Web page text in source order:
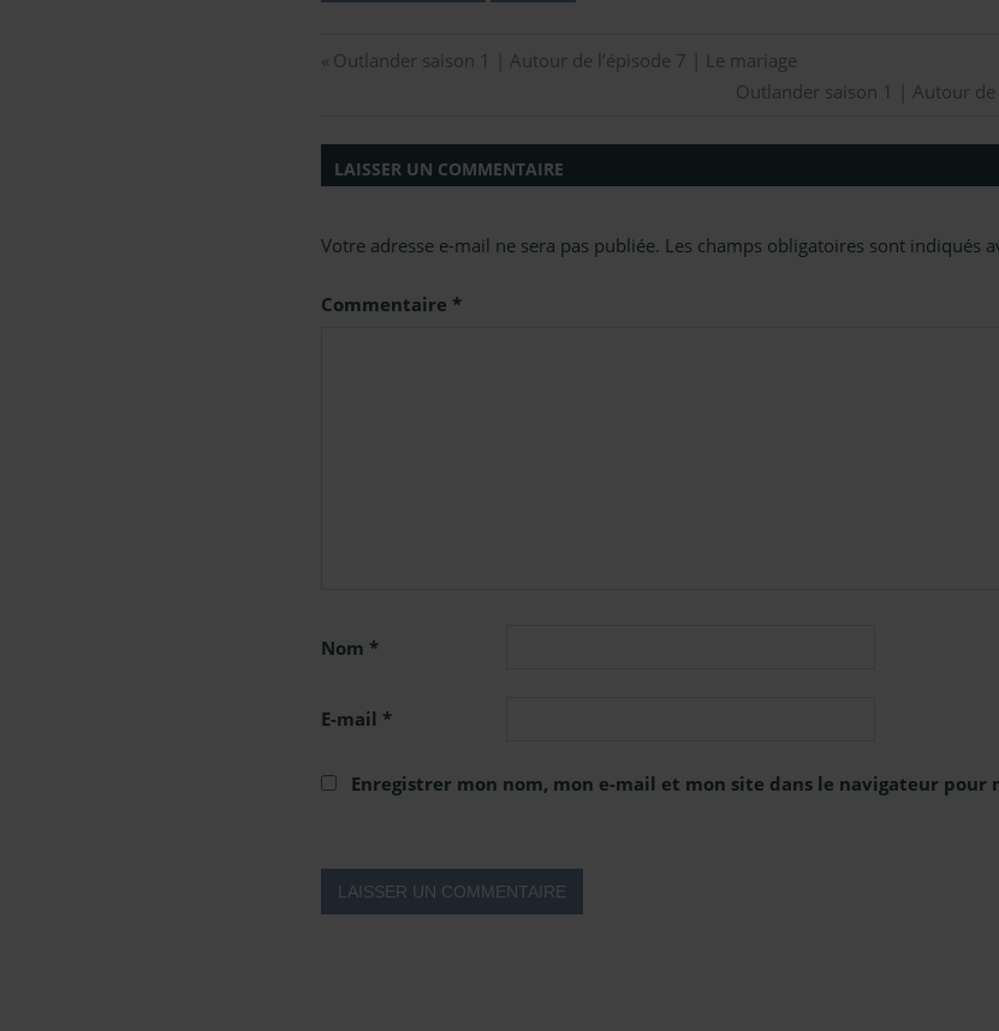
Navigation
l’article
Previous
Outlander saison 1 | Autour de l’épisode 7 | Le mariage
Next
Outlander saison 1 | Autour de
LAISSER UN COMMENTAIRE
Votre adresse e-mail ne sera pas publiée. Les champs obligatoires sont indiqués
Commentaire *
Nom *
E-mail *
Enregistrer mon nom, mon e-mail et mon site dans le navigateur